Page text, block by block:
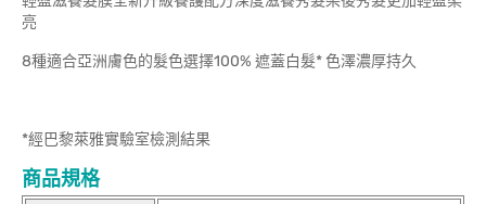
亮
8種適合亞洲膚色的髮色選擇100% 遮蓋白髮* 色澤濃厚持久
*經巴黎萊雅實驗室檢測結果
商品規格